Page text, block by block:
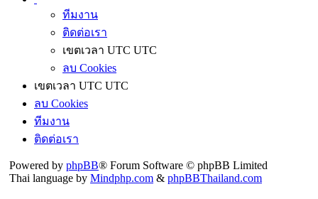
ทีมงาน
ติดต่อเรา
เขตเวลา UTC UTC
ลบ Cookies
เขตเวลา UTC UTC
ลบ Cookies
ทีมงาน
ติดต่อเรา
Powered by phpBB® Forum Software © phpBB Limited
Thai language by Mindphp.com & phpBBThailand.com